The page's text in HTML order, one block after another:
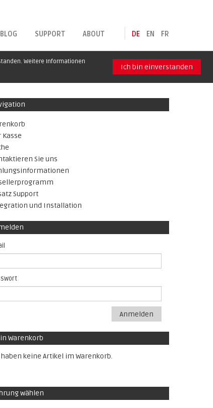
DE EN FR
BLOG SUPPORT ABOUT
Weitere Informationen
Ich bin einverstanden
Kasse
Sie uns
Support
und Installation
Anmelden
Warenkorb
haben keine Artikel im Warenkorb.
wählen